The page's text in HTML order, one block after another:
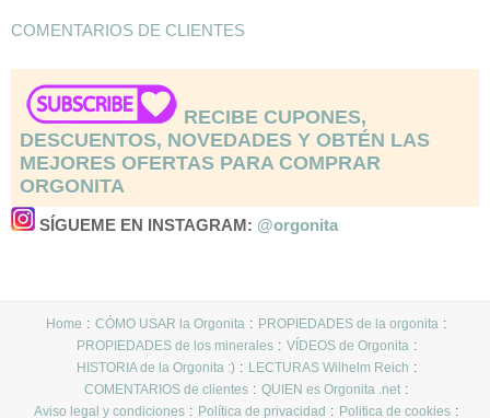
COMENTARIOS DE CLIENTES
RECIBE CUPONES,
DESCUENTOS, NOVEDADES Y OBTÉN LAS
MEJORES OFERTAS PARA COMPRAR
ORGONITA
SÍGUEME EN INSTAGRAM: @orgonita
Home CÓMO USAR la Orgonita
PROPIEDADES de la orgonita
PROPIEDADES de los minerales
VÍDEOS de Orgonita
HISTORIA de la Orgonita :)
LECTURAS Wilhelm Reich
COMENTARIOS de clientes
QUIEN es Orgonita .net
Aviso legal y condiciones
Política de privacidad Politica de cookies